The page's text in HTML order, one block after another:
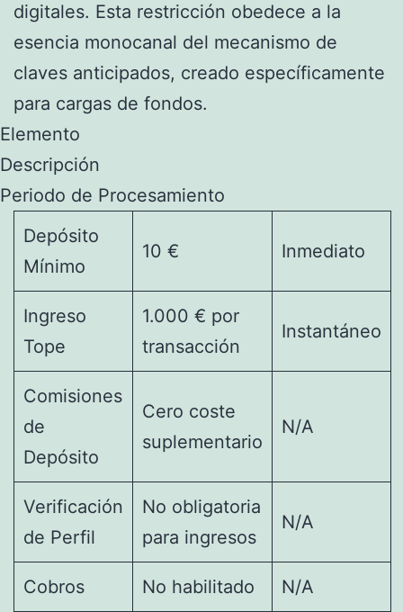
digitales. Esta restricción obedece a la
esencia monocanal del mecanismo de
claves anticipados, creado específicamente
para cargas de fondos.
Elemento
Descripción
Periodo de Procesamiento
Depósito
Mínimo
10 € Inmediato
Ingreso
Tope
1.000 € por
transacción
Instantáneo
Comisiones
de
Depósito
Cero coste
suplementario
N/A
Verificación
de Perfil
No obligatoria
para ingresos
N/A
Cobros No habilitado N/A